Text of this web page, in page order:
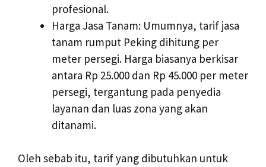
profesional.
Harga Jasa Tanam: Umumnya, tarif jasa
tanam rumput Peking dihitung per
meter persegi. Harga biasanya berkisar
antara Rp 25.000 dan Rp 45.000 per meter
persegi, tergantung pada penyedia
layanan dan luas zona yang akan
ditanami.
Oleh sebab itu, tarif yang dibutuhkan untuk